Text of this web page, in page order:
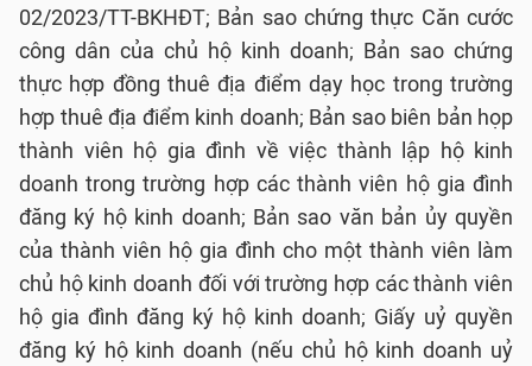
02/2023/TT-BKHĐT; Bản sao chứng thực Căn cước
công dân của chủ hộ kinh doanh; Bản sao chứng
thực hợp đồng thuê địa điểm dạy học trong trường
hợp thuê địa điểm kinh doanh; Bản sao biên bản họp
thành viên hộ gia đình về việc thành lập hộ kinh
doanh trong trường hợp các thành viên hộ gia đình
đăng ký hộ kinh doanh; Bản sao văn bản ủy quyền
của thành viên hộ gia đình cho một thành viên làm
chủ hộ kinh doanh đối với trường hợp các thành viên
hộ gia đình đăng ký hộ kinh doanh; Giấy uỷ quyền
đăng ký hộ kinh doanh (nếu chủ hộ kinh doanh uỷ